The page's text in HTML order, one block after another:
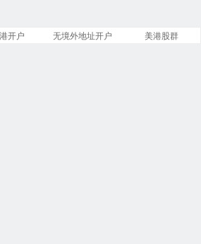
开户 无境外地址开户 美港股群